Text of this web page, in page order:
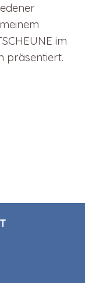
im
präsentiert.